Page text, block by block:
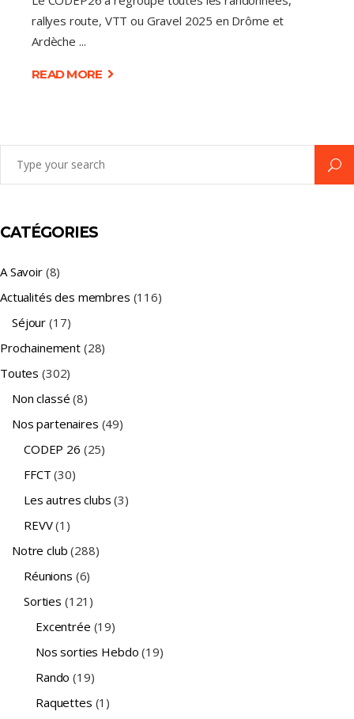
rallyes route, VTT ou Gravel 2025 en Drôme et
Ardèche
READ MORE
CATÉGORIES
A Savoir(8)
Actualités des membres (116)
Séjour (17)
Prochainement (28)
Toutes (302)
Non classé (8)
Nos partenaires (49)
CODEP 26 (25)
FFCT (30)
Les autres clubs (3)
REVV(1)
Notre club (288)
Réunions (6)
Sorties (121)
Excentrée (19)
Nos sorties Hebdo (19)
Rando (19)
Raquettes (1)